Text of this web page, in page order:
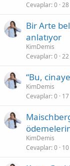
Cevaplar 0
Bir Arte
anlatıyor
KimDemis
Cevaplar 0
“Bu,
KimDemis
Cevaplar 0
KimDemis
Cevaplar 0